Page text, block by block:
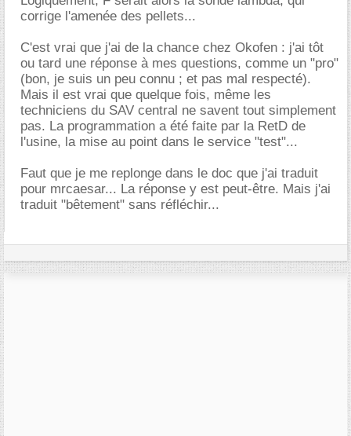
corrige l'amenée des pellets...
C'est vrai que j'ai de la chance chez Okofen : j'ai tôt
ou tard une réponse à mes questions, comme un "pro"
(bon, je suis un peu connu ; et pas mal respecté).
Mais il est vrai que quelque fois, même les
techniciens du SAV central ne savent tout simplement
pas. La programmation a été faite par la RetD de
l'usine, la mise au point dans le service "test"...
Faut que je me replonge dans le doc que j'ai traduit
pour mrcaesar... La réponse y est peut-être. Mais j'ai
traduit "bêtement" sans réfléchir...